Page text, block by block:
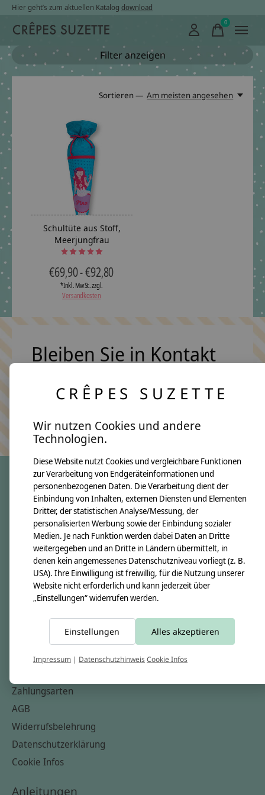
Hier geht’s zum aktuellen Katalog download
0items
Filter anzeigen
Sortieren — Am meisten angesehen
Schultüte aus Stoff,
Meerjungfrau
The rating of this product is
€69,90 - €92,80
*Inkl. MwSt. zzgl.
Versandkosten
Bleiben Sie in Kontakt
Keine Sorge, wir übertreiben es nicht
crêpes suzette
Über uns
Unsere Creppies
Nähkästchen
Unsere Stoffe
Impressum
Informationen
Kontakt
Zahlungsarten
AGB
Widerrufsbelehrung
Datenschutzerklärung
Cookie Infos
Anleitungen
CRÊPES SUZETTE
Wir nutzen Cookies und andere
Technologien.
Diese Website nutzt Cookies und vergleichbare Funktionen
zur Verarbeitung von Endgeräteinformationen und
personenbezogenen Daten. Die Verarbeitung dient der
Einbindung von Inhalten, externen Diensten und Elementen
Dritter, der statistischen Analyse/Messung, der
personalisierten Werbung sowie der Einbindung sozialer
Medien. Je nach Funktion werden dabei Daten an Dritte
weitergegeben und an Dritte in Ländern übermittelt, in
denen kein angemessenes Datenschutzniveau vorliegt (z. B.
USA). Ihre Einwilligung ist freiwillig, für die Nutzung unserer
Website nicht erforderlich und kann jederzeit über
„Einstellungen“ widerrufen werden.
Einstellungen Alles akzeptieren
Impressum | DatenschutzhinweisCookie Infos